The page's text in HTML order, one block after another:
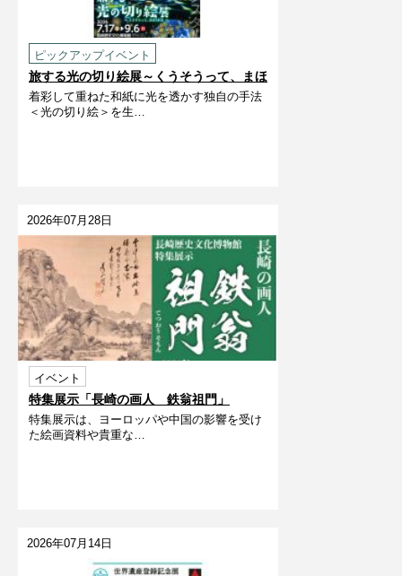
ピックアップイベント
旅する光の切り絵展～くうそうって、まほ
うだよ～
着彩して重ねた和紙に光を透かす独自の手法
＜光の切り絵＞を生…
2026年07月28日
イベント
特集展示「長崎の画人 鉄翁祖門」
特集展示は、ヨーロッパや中国の影響を受け
た絵画資料や貴重な…
2026年07月14日